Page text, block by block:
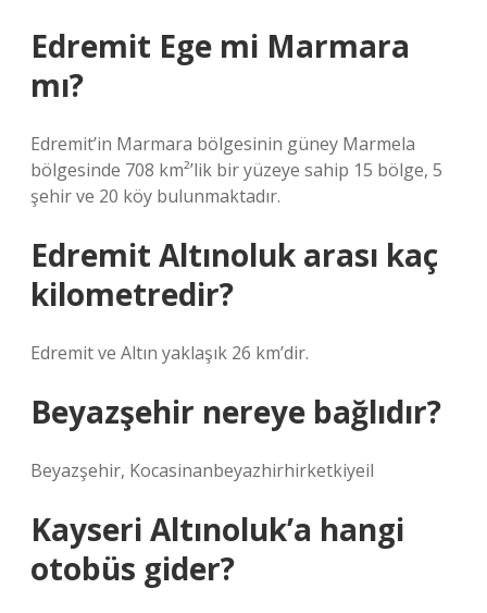
Edremit Ege mi Marmara
mı?
Edremit’in Marmara bölgesinin güney Marmela
bölgesinde 708 km²’lik bir yüzeye sahip 15 bölge, 5
şehir ve 20 köy bulunmaktadır.
Edremit Altınoluk arası kaç
kilometredir?
Edremit ve Altın yaklaşık 26 km’dir.
Beyazşehir nereye bağlıdır?
Beyazşehir, Kocasinanbeyazhirhirketkiyeil
Kayseri Altınoluk’a hangi
otobüs gider?